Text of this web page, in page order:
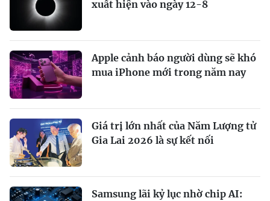
xuất hiện vào ngày 12-8
Apple cảnh báo người dùng sẽ khó
mua iPhone mới trong năm nay
Giá trị lớn nhất của Năm Lượng tử
Gia Lai 2026 là sự kết nối
Samsung lãi kỷ lục nhờ chip AI: